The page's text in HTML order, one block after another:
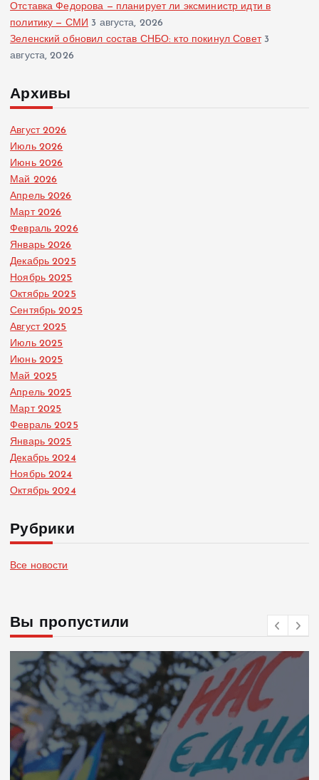
Отставка Федорова — планирует ли эксминистр идти в
политику — СМИ 3 августа, 2026
Зеленский обновил состав СНБО: кто покинул Совет 3
августа, 2026
Архивы
Август 2026
Июль 2026
Июнь 2026
Май 2026
Апрель 2026
Март 2026
Февраль 2026
Январь 2026
Декабрь 2025
Ноябрь 2025
Октябрь 2025
Сентябрь 2025
Август 2025
Июль 2025
Июнь 2025
Май 2025
Апрель 2025
Март 2025
Февраль 2025
Январь 2025
Декабрь 2024
Ноябрь 2024
Октябрь 2024
Рубрики
Все новости
Вы пропустили